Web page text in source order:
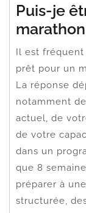
Puis-je
Il est fréquent
prêt pour un
La réponse
notamment
actuel, de
de votre
dans un
que 8
préparer à
structurée,